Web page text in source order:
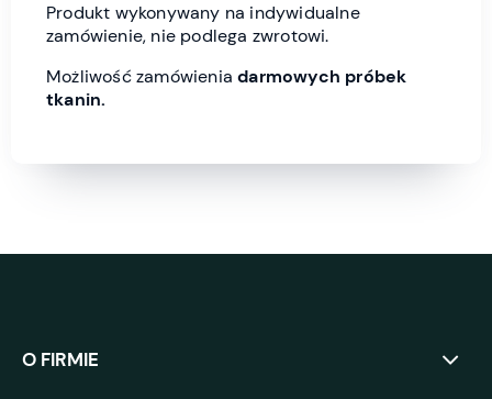
Produkt wykonywany na indywidualne
zamówienie, nie podlega zwrotowi.
Możliwość zamówieniadarmowych próbek
tkanin.
O FIRMIE